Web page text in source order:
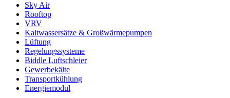
Sky Air
Rooftop
VRV
Kaltwassersätze & Großwärmepumpen
Lüftung
Regelungssysteme
Biddle Luftschleier
Gewerbekälte
Transportkühlung
Energiemodul